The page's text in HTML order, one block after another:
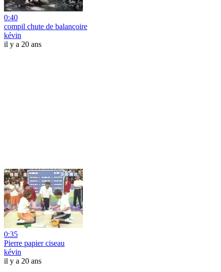
0:40
compil chute de balançoire
kévin
il y a 20 ans
0:35
Pierre papier ciseau
kévin
il y a 20 ans